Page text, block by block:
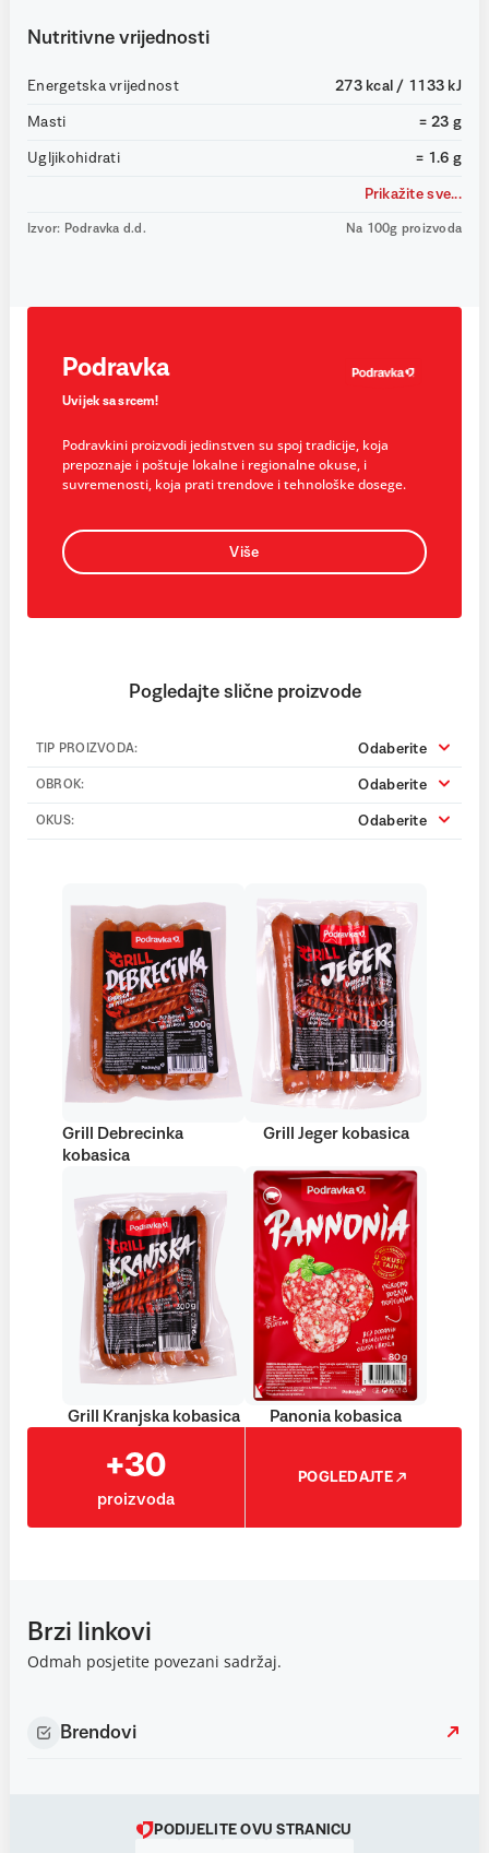
Nutritivne vrijednosti
Energetska vrijednost 273 kcal / 1133 kJ
Masti = 23 g
Ugljikohidrati = 1.6 g
Prikažite sve...
Izvor: Podravka d.d. Na 100g proizvoda
Podravka
Uvijek sa srcem!
Podravkini proizvodi jedinstven su spoj tradicije, koja
prepoznaje i poštuje lokalne i regionalne okuse, i
suvremenosti, koja prati trendove i tehnološke dosege.
Više
Pogledajte slične proizvode
TIP PROIZVODA: Odaberite
OBROK: Odaberite
OKUS: Odaberite
Grill Debrecinka
kobasica
Grill Jeger kobasica
Grill Kranjska kobasica Panonia kobasica
+30
proizvoda
POGLEDAJTE
Brzi linkovi
Odmah posjetite povezani sadržaj.
Brendovi
PODIJELITE OVU STRANICU